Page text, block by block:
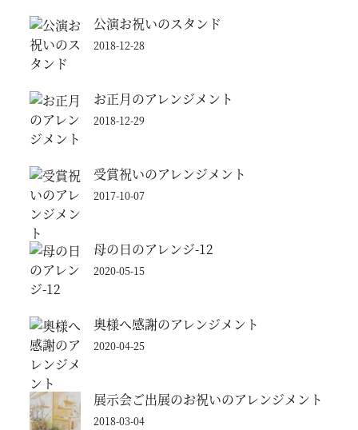
公演お祝いのスタンド
2018-12-28
お正月のアレンジメント
2018-12-29
受賞祝いのアレンジメント
2017-10-07
母の日のアレンジ-12
2020-05-15
奥様へ感謝のアレンジメント
2020-04-25
展示会ご出展のお祝いのアレンジメント
2018-03-04